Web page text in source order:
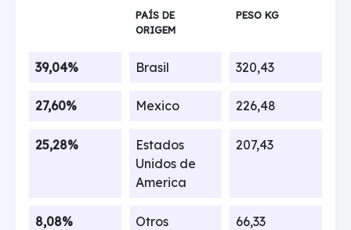
PAÍS DE
ORIGEM
PESO KG
39,04% Brasil 320,43
27,60% Mexico 226,48
25,28%
Estados
Unidos de
America
207,43
8,08% Otros 66,33